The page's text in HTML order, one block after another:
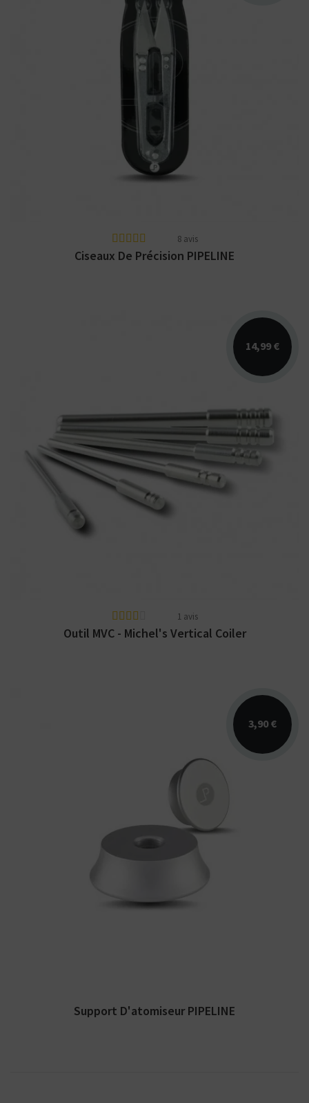
8 avis
Ciseaux De Précision PIPELINE
14,99 €
Outil pour Vertical ou Horizontal Coiling par
Steampipes
1 avis
Outil MVC - Michel's Vertical Coiler
3,90 €
Support D'atomiseur PIPELINE